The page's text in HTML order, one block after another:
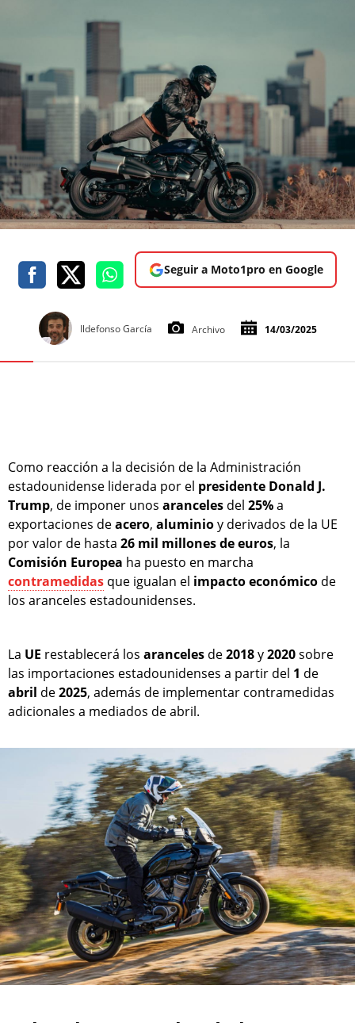
Seguir a Moto1pro en Google
Ildefonso García Archivo 14/03/2025
Como reacción a la decisión de la Administración
estadounidense liderada por el presidente Donald J.
Trump, de imponer unos aranceles del 25%a
exportaciones deacero, aluminioy derivados de la UE
por valor de hasta 26 mil millones de euros, la
Comisión Europea ha puesto en marcha
contramedidas que igualan el impactoeconómico de
los aranceles estadounidenses.
La UE restablecerá los aranceles de2018y2020sobre
las importaciones estadounidenses a partir del 1 de
abril de2025, además de implementar contramedidas
adicionales a mediados de abril.